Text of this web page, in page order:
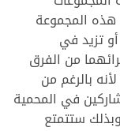
هذه المجموعة
تزيد في
من الفرق
بالرغم من
في المحمية
ستتمتع